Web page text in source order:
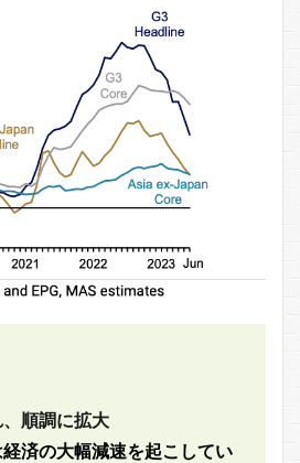
、順調に拡大
経済の大幅減速を起こしてい